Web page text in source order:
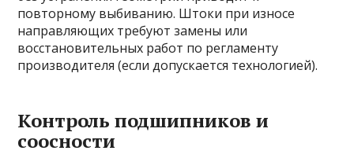
повторному выбиванию. Штоки при износе
направляющих требуют замены или
восстановительных работ по регламенту
производителя (если допускается технологией).
Контроль подшипников и
соосности